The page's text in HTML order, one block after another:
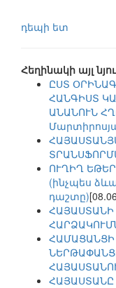
դեպի ետ
Հեղինակի այլ
ԸՍՏ
ՀԱՆԳԻՍՏ
ԱՆԱՆՈՒՆ
ՈՒՂԻՂ
(ինչպես
դաշտը)